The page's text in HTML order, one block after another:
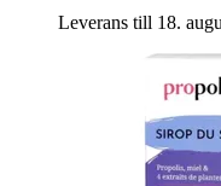
Leverans till 18.